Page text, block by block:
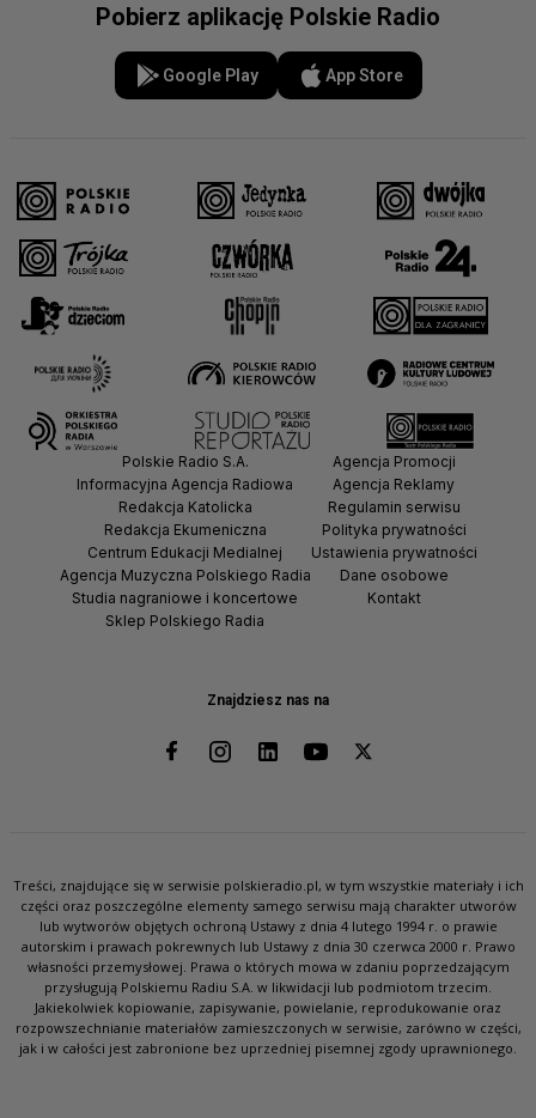
Pobierz aplikację Polskie Radio
Google Play App Store
Znajdziesz nas na
Polskie Radio S.A.
Informacyjna Agencja Radiowa
Redakcja Katolicka
Redakcja Ekumeniczna
Centrum Edukacji Medialnej
Agencja Muzyczna Polskiego Radia
Studia nagraniowe i koncertowe
Sklep Polskiego Radia
Agencja Promocji
Agencja Reklamy
Regulamin serwisu
Polityka prywatności
Ustawienia prywatności
Dane osobowe
Kontakt
Treści, znajdujące się w serwisie polskieradio.pl, w tym wszystkie materiały i ich
części oraz poszczególne elementy samego serwisu mają charakter utworów
lub wytworów objętych ochroną Ustawy z dnia 4 lutego 1994 r. o prawie
autorskim i prawach pokrewnych lub Ustawy z dnia 30 czerwca 2000 r. Prawo
własności przemysłowej. Prawa o których mowa w zdaniu poprzedzającym
przysługują Polskiemu Radiu S.A. w likwidacji lub podmiotom trzecim.
Jakiekolwiek kopiowanie, zapisywanie, powielanie, reprodukowanie oraz
rozpowszechnianie materiałów zamieszczonych w serwisie, zarówno w części,
jak i w całości jest zabronione bez uprzedniej pisemnej zgody uprawnionego.